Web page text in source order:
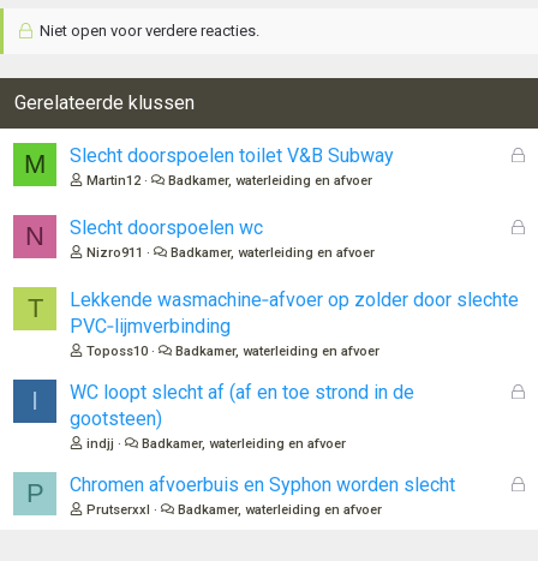
Niet open voor verdere reacties.
Gerelateerde klussen
M
G
Slecht doorspoelen toilet V&B Subway
Martin12 Badkamer, waterleiding en afvoer
N
G
Slecht doorspoelen wc
Nizro911 Badkamer, waterleiding en afvoer
T
Lekkende wasmachine‑afvoer op zolder door slechte
PVC‑lijmverbinding
Toposs10 Badkamer, waterleiding en afvoer
I
G
o
WC loopt slecht af (af en toe strond in de
gootsteen)
indjj Badkamer, waterleiding en afvoer
P
G
Chromen afvoerbuis en Syphon worden slecht
Prutserxxl Badkamer, waterleiding en afvoer